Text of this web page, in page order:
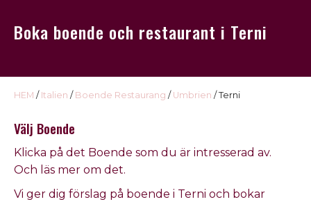
USA
Omdöme
Boka boende och restaurant i Terni
HEM / Italien / Boende Restaurang / Umbrien / Terni
Välj Boende
Klicka på det Boende som du är intresserad av.
Och läs mer om det.
Vi ger dig förslag på boende i Terni och bokar